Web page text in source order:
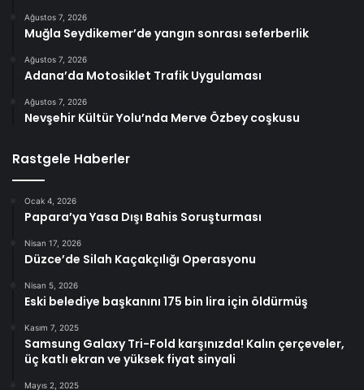
Ağustos 7, 2026
Muğla Seydikemer’de yangın sonrası seferberlik
Ağustos 7, 2026
Adana’da Motosiklet Trafik Uygulaması
Ağustos 7, 2026
Nevşehir Kültür Yolu’nda Merve Özbey coşkusu
Rastgele Haberler
Ocak 4, 2026
Papara’ya Yasa Dışı Bahis Soruşturması
Nisan 17, 2026
Düzce’de Silah Kaçakçılığı Operasyonu
Nisan 5, 2026
Eski belediye başkanını 175 bin lira için öldürmüş
Kasım 7, 2025
Samsung Galaxy Tri-Fold karşınızda! Kalın çerçeveler,
üç katlı ekran ve yüksek fiyat sinyali
Mayıs 2, 2025